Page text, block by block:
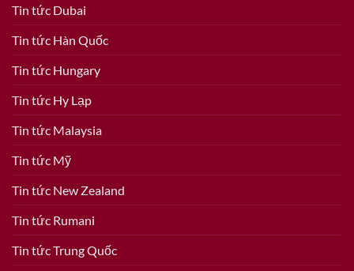
Tin tức Dubai
Tin tức Hàn Quốc
Tin tức Hungary
Tin tức Hy Lạp
Tin tức Malaysia
Tin tức Mỹ
Tin tức New Zealand
Tin tức Rumani
Tin tức Trung Quốc